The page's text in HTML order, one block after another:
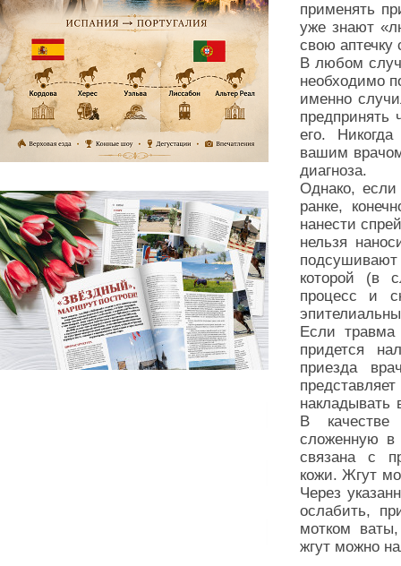
применять
уже знают
свою аптечку
В любом
необходимо
именно
предпринять
его.
вашим
диагноза.
Однако,
ранке,
нанести
нельзя
которой (в
процесс и
Если травма
придется
приезда
накладывать
В качестве
сложенную в
связана с
кожи. Жгут
Через
ослабить,
мотком
жгут можно